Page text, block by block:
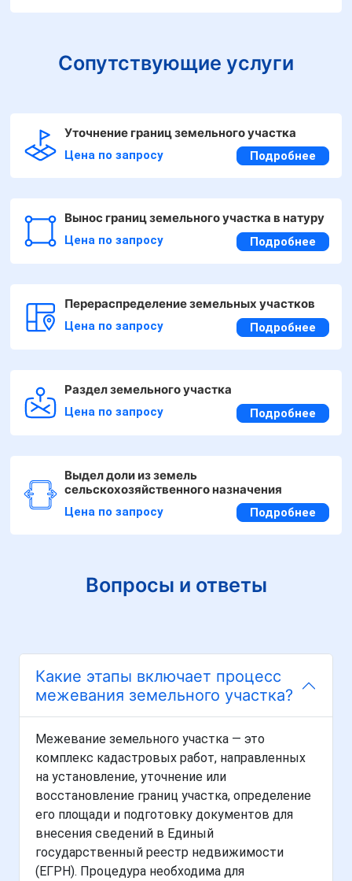
Сопутствующие услуги
Уточнение границ земельного участка
Цена по запросу Подробнее
Вынос границ земельного участка в натуру
Цена по запросу Подробнее
Перераспределение земельных участков
Цена по запросу Подробнее
Раздел земельного участка
Цена по запросу Подробнее
Выдел доли из земель
сельскохозяйственного назначения
Цена по запросу Подробнее
Вопросы и ответы
Какие этапы включает процесс
межевания земельного участка?
Межевание земельного участка — это
комплекс кадастровых работ, направленных
на установление, уточнение или
восстановление границ участка, определение
его площади и подготовку документов для
внесения сведений в Единый
государственный реестр недвижимости
(ЕГРН). Процедура необходима для